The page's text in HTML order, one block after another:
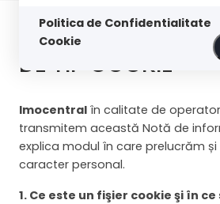
Politica de Confidentialitate
Cookie
POLITICĂ PRIVIND
DE TIP COOKIE
Imocentral în calitate de
transmitem această Notă de
explica modul în care prelucrăm
caracter personal.
1. Ce este un fişier cookie şi în